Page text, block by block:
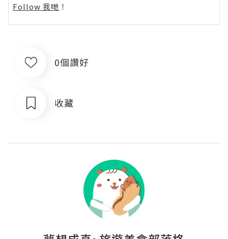
Follow 我哋 ！
0個讚好
收藏